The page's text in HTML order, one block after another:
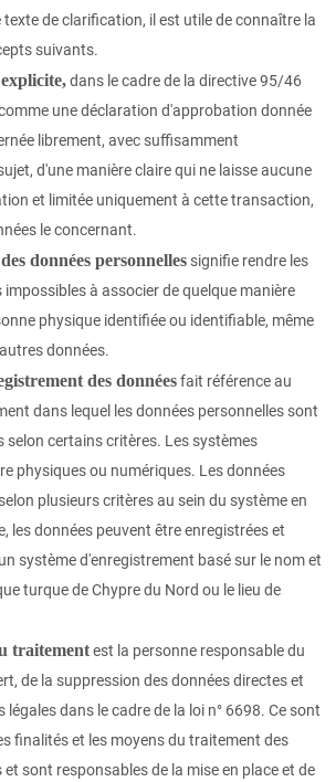
de clarification, il est utile de connaître la
suivants.
dans le cadre de la directive 95/46
une déclaration d'approbation donnée
librement, avec suffisamment
d'une manière claire qui ne laisse aucune
et limitée uniquement à cette transaction,
le concernant.
données personnelles signifie rendre les
à associer de quelque manière
physique identifiée ou identifiable, même
données.
des donnéesfait référence au
dans lequel les données personnelles sont
selon certains critères. Les systèmes
physiques ou numériques. Les données
plusieurs critères au sein du système en
les données peuvent être enregistrées et
système d'enregistrement basé sur le nom et
turque de Chypre du Nord ou le lieu de
traitementest la personne responsable du
de la suppression des données directes et
dans le cadre de la loi n° 6698. Ce sont
finalités et les moyens du traitement des
sont responsables de la mise en place et de